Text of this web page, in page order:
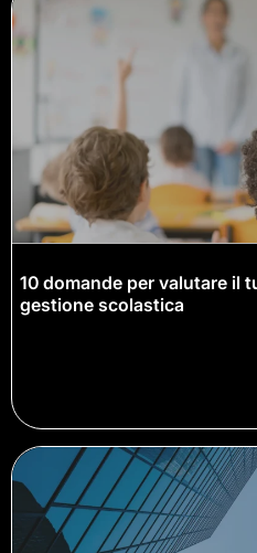
10 domande per valutare il
gestione scolastica